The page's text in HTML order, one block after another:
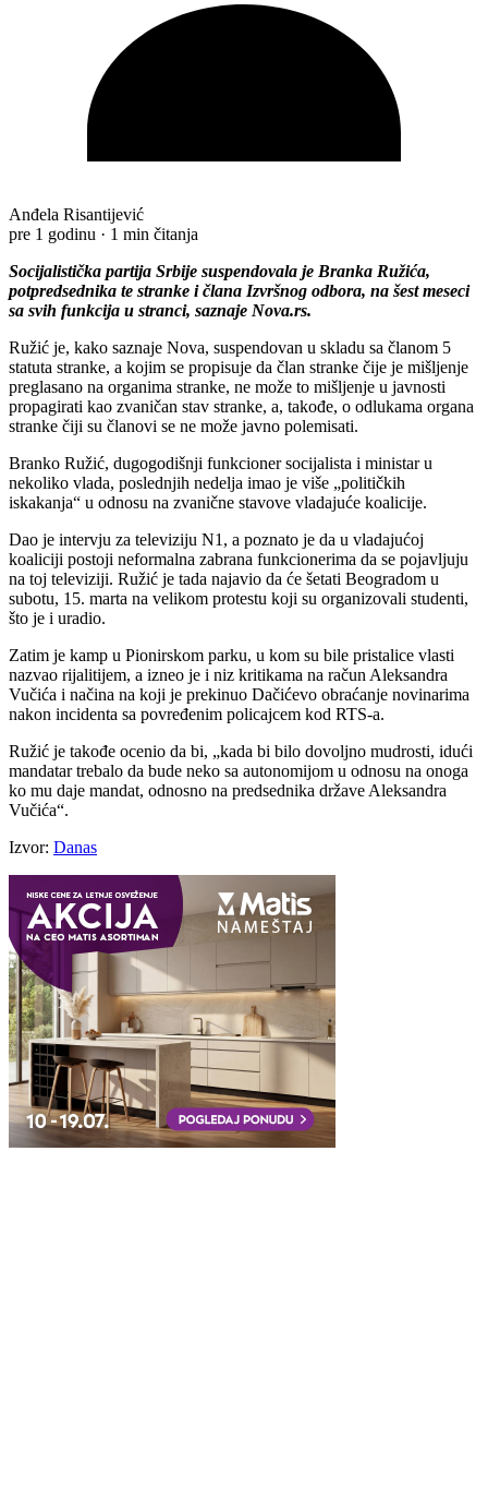
Anđela Risantijević
pre 1 godinu · 1 min čitanja
Socijalistička partija Srbije suspendovala je Branka Ružića,
potpredsednika te stranke i člana Izvršnog odbora, na šest meseci
sa svih funkcija u stranci, saznaje Nova.rs.
Ružić je, kako saznaje Nova, suspendovan u skladu sa članom 5
statuta stranke, a kojim se propisuje da član stranke čije je mišljenje
preglasano na organima stranke, ne može to mišljenje u javnosti
propagirati kao zvaničan stav stranke, a, takođe, o odlukama organa
stranke čiji su članovi se ne može javno polemisati.
Branko Ružić, dugogodišnji funkcioner socijalista i ministar u
nekoliko vlada, poslednjih nedelja imao je više „političkih
iskakanja“ u odnosu na zvanične stavove vladajuće koalicije.
Dao je intervju za televiziju N1, a poznato je da u vladajućoj
koaliciji postoji neformalna zabrana funkcionerima da se pojavljuju
na toj televiziji. Ružić je tada najavio da će šetati Beogradom u
subotu, 15. marta na velikom protestu koji su organizovali studenti,
što je i uradio.
Zatim je kamp u Pionirskom parku, u kom su bile pristalice vlasti
nazvao rijalitijem, a izneo je i niz kritikama na račun Aleksandra
Vučića i načina na koji je prekinuo Dačićevo obraćanje novinarima
nakon incidenta sa povređenim policajcem kod RTS-a.
Ružić je takođe ocenio da bi, „kada bi bilo dovoljno mudrosti, idući
mandatar trebalo da bude neko sa autonomijom u odnosu na onoga
ko mu daje mandat, odnosno na predsednika države Aleksandra
Vučića“.
Izvor: Danas